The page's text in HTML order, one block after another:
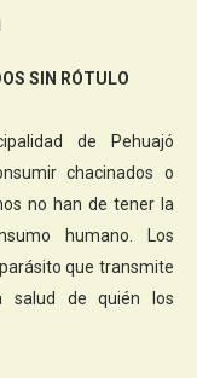
SIN RÓTULO
de Pehuajó
chacinados o
no han de tener la
humano. Los
que transmite
salud de quién los